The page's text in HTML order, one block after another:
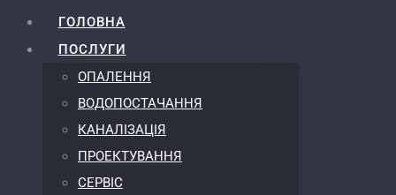
ГОЛОВНА
ПОСЛУГИ
ОПАЛЕННЯ
ВОДОПОСТАЧАННЯ
КАНАЛІЗАЦІЯ
ПРОЕКТУВАННЯ
СЕРВІС